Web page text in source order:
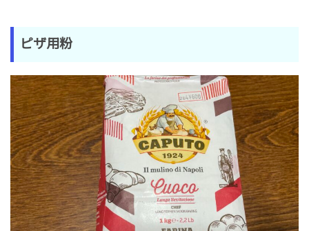
ピザ用粉